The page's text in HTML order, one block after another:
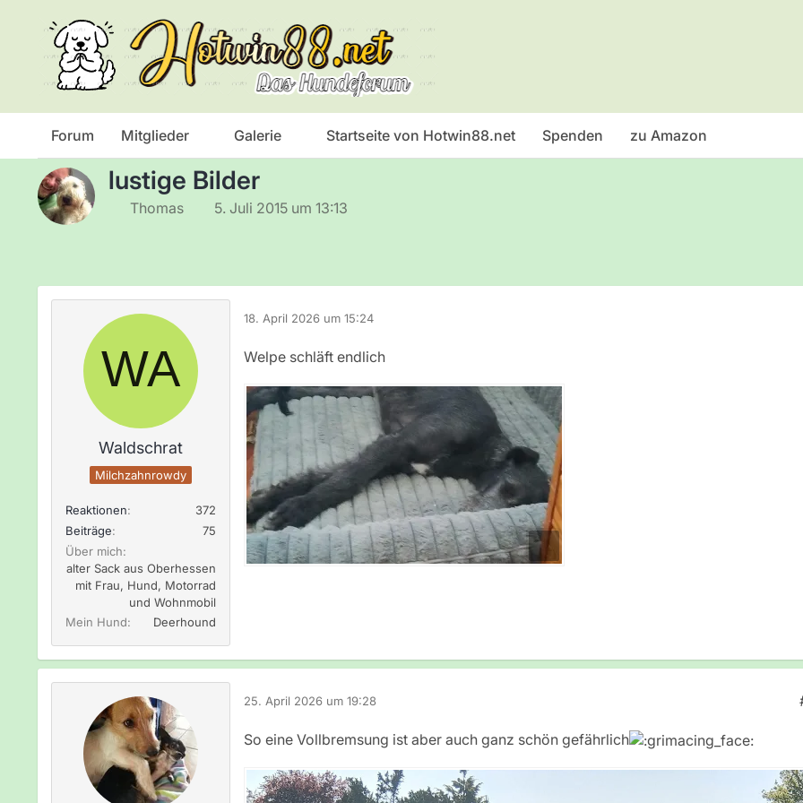
Forum Mitglieder Galerie Startseite von Hotwin88.net Spenden zu Amazon
lustige Bilder
Thomas 5. Juli 2015 um 13:13
Waldschrat
Milchzahnrowdy
Reaktionen
372
Beiträge
75
Über mich
alter Sack aus Oberhessen
mit Frau, Hund, Motorrad
und Wohnmobil
Mein Hund
Deerhound
18. April 2026 um 15:24
Welpe schläft endlich
25. April 2026 um 19:28
So eine Vollbremsung ist aber auch ganz schön gefährlich